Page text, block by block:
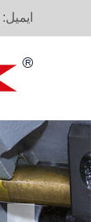
ايميل: